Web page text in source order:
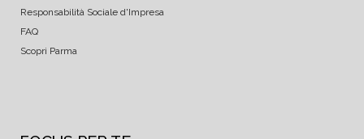
Responsabilità Sociale d'Impresa
FAQ
Scopri Parma